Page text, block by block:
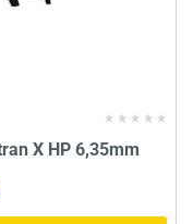
X HP 6,35mm